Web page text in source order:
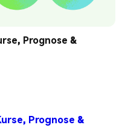
Prognose &
Prognose &